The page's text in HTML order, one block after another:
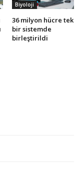
Biyoloji
36 milyon hücre tek
bir sistemde
birleştirildi